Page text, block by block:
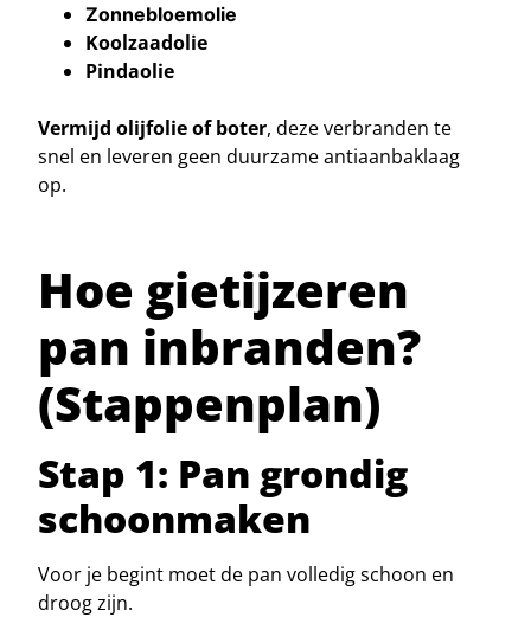
Zonnebloemolie
Koolzaadolie
Pindaolie
Vermijd olijfolie of boter, deze verbranden te
snel en leveren geen duurzame antiaanbaklaag
op.
Hoe gietijzeren
pan inbranden?
(Stappenplan)
Stap 1: Pan grondig
schoonmaken
Voor je begint moet de pan volledig schoon en
droog zijn.